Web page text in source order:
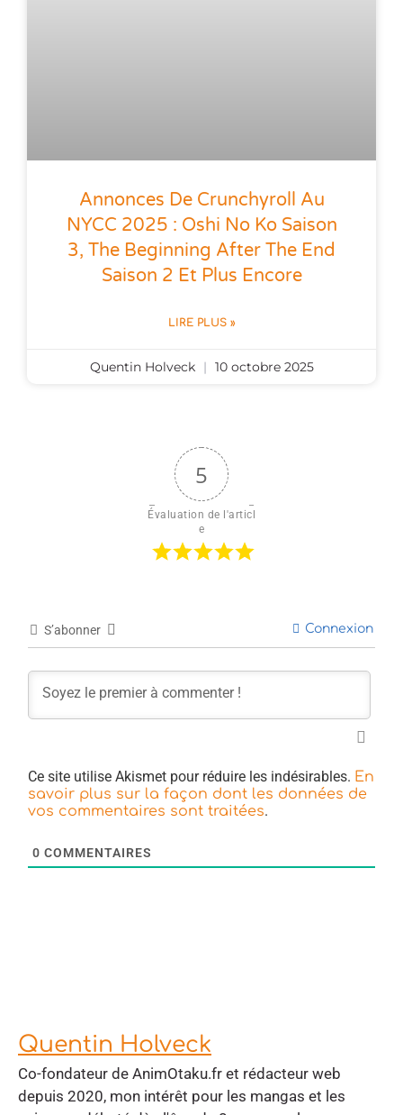
Annonces De Crunchyroll Au
NYCC 2025 : Oshi No Ko Saison
3, The Beginning After The End
Saison 2 Et Plus Encore
LIRE PLUS »
Quentin Holveck 10 octobre 2025
5
Évaluation de l'articl
e
S’abonner Connexion
Ce site utilise Akismet pour réduire les indésirables. En
savoir plus sur la façon dont les données de
vos commentaires sont traitées.
0 COMMENTAIRES
Quentin Holveck
Co-fondateur de AnimOtaku.fr et rédacteur web
depuis 2020, mon intérêt pour les mangas et les